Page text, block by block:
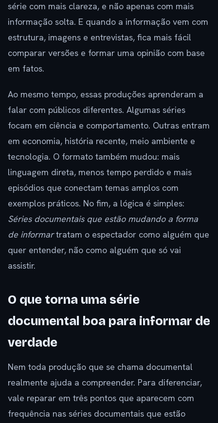
série com mais clareza, e não apenas com mais
informação solta. E quando a informação vem com
estrutura, imagens e entrevistas, fica mais fácil
comparar versões e formar uma opinião com base
em fatos.
Ao mesmo tempo, essas produções aprenderam a
falar com públicos diferentes. Algumas séries
focam em ciência e comportamento. Outras entram
em economia, história recente, meio ambiente e
tecnologia. O formato também mudou: mais
linguagem direta, menos tempo perdido e mais
episódios que conectam temas amplos com
exemplos práticos. No fim, a lógica é simples:
Séries documentais que estão mudando a forma
de informartratam o espectador como alguém que
quer entender, não como alguém que só vai
assistir.
O que torna uma série
documental boa para informar de
verdade
Nem toda produção que se chama documental
realmente ajuda a compreender. Para diferenciar,
vale reparar em três pontos que aparecem com
frequência nas séries documentais que estão